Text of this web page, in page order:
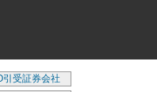
引受証券会社